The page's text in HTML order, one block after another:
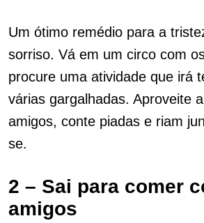
Um ótimo remédio para a
sorriso. Vá em um circo com
procure uma atividade que irá
várias gargalhadas. Aproveite
amigos, conte piadas e riam
se.
2 – Sai para comer
amigos